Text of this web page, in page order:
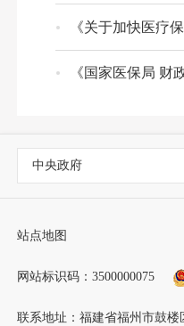
《关于加快医疗
《国家医保局
中央政府
站点地图
网站标识码：3500000075
联系地址：福建省福州市鼓楼